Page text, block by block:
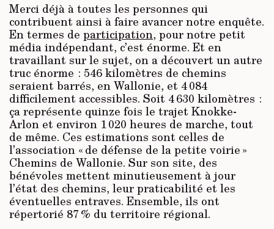
Merci déjà à toutes les personnes qui
contribuent ainsi à faire avancer notre enquête.
En termes de participation, pour notre petit
média indépendant, c’est énorme. Et en
travaillant sur le sujet, on a découvert un autre
truc énorme : 546 kilomètres de chemins
seraient barrés, en Wallonie, et 4 084
difficilement accessibles. Soit 4 630 kilomètres :
ça représente quinze fois le trajet Knokke-
Arlon et environ 1 020 heures de marche, tout
de même. Ces estimations sont celles de
l’association « de défense de la petite voirie »
Chemins de Wallonie. Sur son site, des
bénévoles mettent minutieusement à jour
l’état des chemins, leur praticabilité et les
éventuelles entraves. Ensemble, ils ont
répertorié 87 % du territoire régional.